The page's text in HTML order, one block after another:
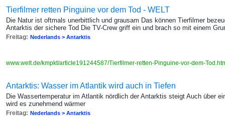
Tierfilmer retten Pinguine vor dem Tod - WELT
Die Natur ist oftmals unerbittlich und grausam Das können Tierfilmer
Antarktis der sichere Tod Die TV-Crew griff ein und brach so mit einem
Freitag: Nederlands > Antarktis
www.welt.de/kmpkt/article191244587/Tierfilmer-retten-Pinguine-vor-dem-
Antarktis: Wasser im Atlantik wird auch in Tiefen
Die Wassertemperatur im Atlantik nördlich der Antarktis steigt Auch über
wird es zunehmend wärmer
Freitag: Nederlands > Antarktis